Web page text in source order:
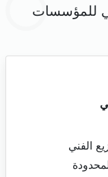
للمؤسسات
الفني